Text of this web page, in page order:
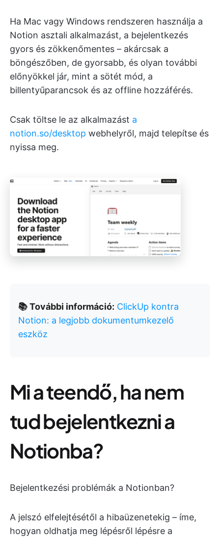
Ha Mac vagy Windows rendszeren használja a
Notion asztali alkalmazást, a bejelentkezés
gyors és zökkenőmentes – akárcsak a
böngészőben, de gyorsabb, és olyan további
előnyökkel jár, mint a sötét mód, a
billentyűparancsok és az offline hozzáférés.
Csak töltse le az alkalmazást a
notion.so/desktop webhelyről, majd telepítse és
nyissa meg.
📚 További információ: ClickUp kontra
Notion: a legjobb dokumentumkezelő
eszköz
Mi a teendő, ha nem
tud bejelentkezni a
Notionba?
Bejelentkezési problémák a Notionban?
A jelszó elfelejtésétől a hibaüzenetekig – íme,
hogyan oldhatja meg lépésről lépésre a